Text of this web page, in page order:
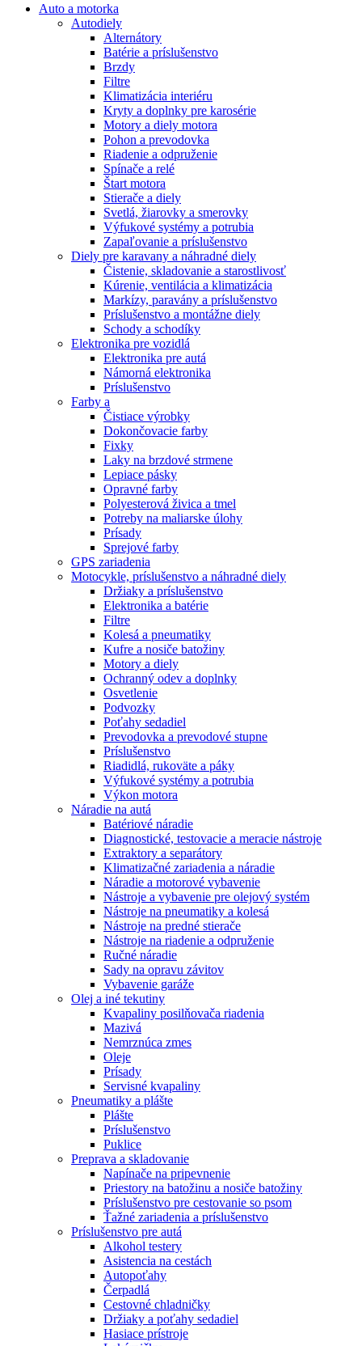
Auto a motorka
Autodiely
Alternátory
Batérie a príslušenstvo
Brzdy
Filtre
Klimatizácia interiéru
Kryty a doplnky pre karosérie
Motory a diely motora
Pohon a prevodovka
Riadenie a odpruženie
Spínače a relé
Štart motora
Stierače a diely
Svetlá, žiarovky a smerovky
Výfukové systémy a potrubia
Zapaľovanie a príslušenstvo
Diely pre karavany a náhradné diely
Čistenie, skladovanie a starostlivosť
Kúrenie, ventilácia a klimatizácia
Markízy, paravány a príslušenstvo
Príslušenstvo a montážne diely
Schody a schodíky
Elektronika pre vozidlá
Elektronika pre autá
Námorná elektronika
Príslušenstvo
Farby a
Čistiace výrobky
Dokončovacie farby
Fixky
Laky na brzdové strmene
Lepiace pásky
Opravné farby
Polyesterová živica a tmel
Potreby na maliarske úlohy
Prísady
Sprejové farby
GPS zariadenia
Motocykle, príslušenstvo a náhradné diely
Držiaky a príslušenstvo
Elektronika a batérie
Filtre
Kolesá a pneumatiky
Kufre a nosiče batožiny
Motory a diely
Ochranný odev a doplnky
Osvetlenie
Podvozky
Poťahy sedadiel
Prevodovka a prevodové stupne
Príslušenstvo
Riadidlá, rukoväte a páky
Výfukové systémy a potrubia
Výkon motora
Náradie na autá
Batériové náradie
Diagnostické, testovacie a meracie nástroje
Extraktory a separátory
Klimatizačné zariadenia a náradie
Náradie a motorové vybavenie
Nástroje a vybavenie pre olejový systém
Nástroje na pneumatiky a kolesá
Nástroje na predné stierače
Nástroje na riadenie a odpruženie
Ručné náradie
Sady na opravu závitov
Vybavenie garáže
Olej a iné tekutiny
Kvapaliny posilňovača riadenia
Mazivá
Nemrznúca zmes
Oleje
Prísady
Servisné kvapaliny
Pneumatiky a plášte
Plášte
Príslušenstvo
Puklice
Preprava a skladovanie
Napínače na pripevnenie
Priestory na batožinu a nosiče batožiny
Príslušenstvo pre cestovanie so psom
Ťažné zariadenia a príslušenstvo
Príslušenstvo pre autá
Alkohol testery
Asistencia na cestách
Autopoťahy
Čerpadlá
Cestovné chladničky
Držiaky a poťahy sedadiel
Hasiace prístroje